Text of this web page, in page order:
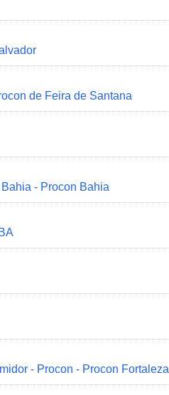
de Feira de Santana
- Procon Bahia
- Procon - Procon Fortaleza